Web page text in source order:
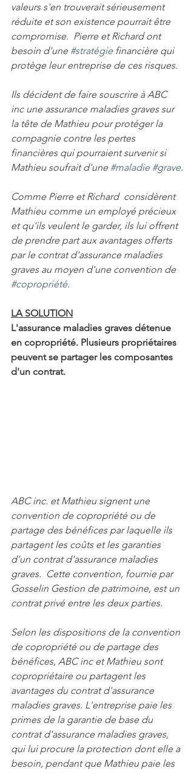
valeurs s'en trouverait sérieusement
réduite et son existence pourrait être
compromise.  Pierre et Richard ont
besoin d'une #stratégie financière qui
protège leur entreprise de ces risques.
Ils décident de faire souscrire à ABC
inc une assurance maladies graves sur
la tête de Mathieu pour protéger la
compagnie contre les pertes
financières qui pourraient survenir si
Mathieu soufrait d'une #maladie #grave.
Comme Pierre et Richard  considèrent
Mathieu comme un employé précieux
et qu'ils veulent le garder, ils lui offrent
de prendre part aux avantages offerts
par le contrat d'assurance maladies
graves au moyen d'une convention de
#copropriété.
LA SOLUTION
L'assurance maladies graves détenue
en copropriété. Plusieurs propriétaires
peuvent se partager les composantes
d'un contrat.
ABC inc. et Mathieu signent une
convention de copropriété ou de
partage des bénéfices par laquelle ils
partagent les coûts et les garanties
d'un contrat d'assurance maladies
graves.  Cette convention, fournie par
Gosselin Gestion de patrimoine, est un
contrat privé entre les deux parties.
Selon les dispositions de la convention
de copropriété ou de partage des
bénéfices, ABC inc et Mathieu sont
copropriétaire ou partagent les
avantages du contrat d'assurance
maladies graves. L'entreprise paie les
primes de la garantie de base du
contrat d'assurance maladies graves,
qui lui procure la protection dont elle a
besoin, pendant que Mathieu paie les